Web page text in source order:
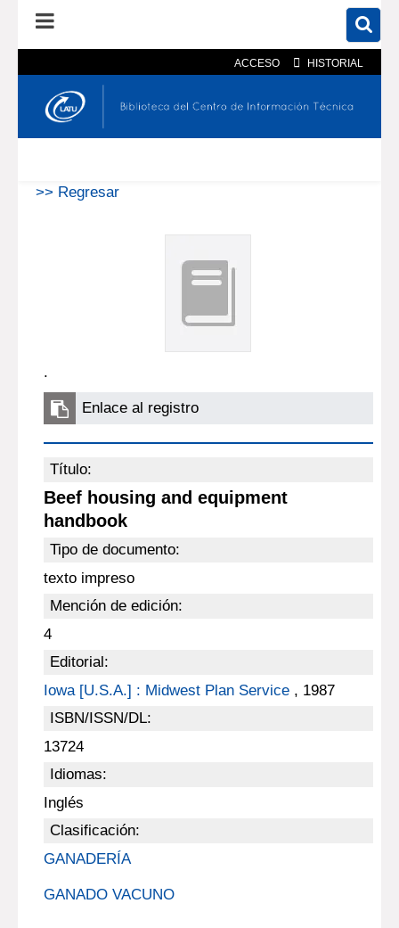
ACCESO HISTORIAL
En el catálogo En el sitio
>> Regresar
.
Enlace al registro
Título:
Beef housing and equipment
handbook
Tipo de documento:
texto impreso
Mención de edición:
4
Editorial:
Iowa [U.S.A.] : Midwest Plan Service , 1987
ISBN/ISSN/DL:
13724
Idiomas:
Inglés
Clasificación:
GANADERÍA
GANADO VACUNO